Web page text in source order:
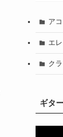
ア
エ
ク
ギタ